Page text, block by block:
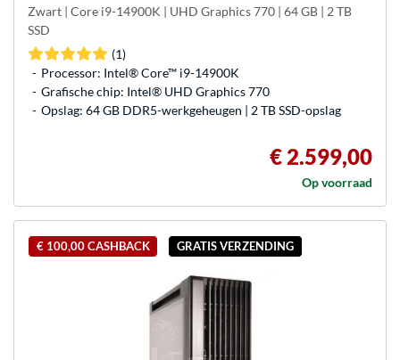
Zwart | Core i9-14900K | UHD Graphics 770 | 64 GB | 2 TB
SSD
(1)
Processor: Intel® Core™ i9-14900K
Grafische chip: Intel® UHD Graphics 770
Opslag: 64 GB DDR5-werkgeheugen | 2 TB SSD-opslag
€ 2.599,00
Op voorraad
€ 100,00 CASHBACK GRATIS VERZENDING